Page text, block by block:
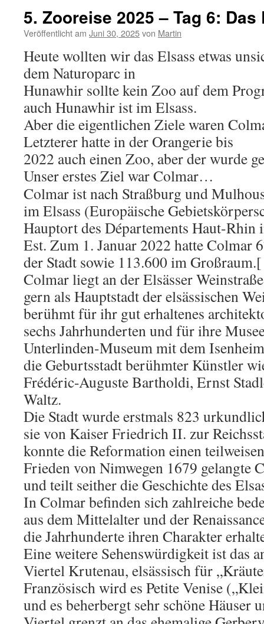
5. Zooreise 2025 – Tag 6:
Veröffentlicht am Juni 30, 2025von Martin
Heute wollten wir das Elsass etwas
dem Naturoparc in
Hunawhir sollte kein Zoo auf dem
auch Hunawhir ist im Elsass.
Aber die eigentlichen Ziele waren
Letzterer hatte in der Orangerie bis
2022 auch einen Zoo, aber der wurde
Unser erstes Ziel war Colmar…
Colmar ist nach Straßburg und
im Elsass (Europäische
Hauptort des Départements Haut-Rhin
Est. Zum 1. Januar 2022 hatte Colmar
der Stadt sowie 113.600 im Großraum.[
Colmar liegt an der Elsässer
gern als Hauptstadt der elsässischen
berühmt für ihr gut erhaltenes
sechs Jahrhunderten und für ihre
Unterlinden-Museum mit dem
die Geburtsstadt berühmter Künstler
Frédéric-Auguste Bartholdi, Ernst
Waltz.
Die Stadt wurde erstmals 823
sie von Kaiser Friedrich II. zur
konnte die Reformation einen
Frieden von Nimwegen 1679 gelangte
und teilt seither die Geschichte des
In Colmar befinden sich zahlreiche
aus dem Mittelalter und der
die Jahrhunderte ihren Charakter
Eine weitere Sehenswürdigkeit ist das
Viertel Krutenau, elsässisch für
Französisch wird es Petite Venise
und es beherbergt sehr schöne Häuser